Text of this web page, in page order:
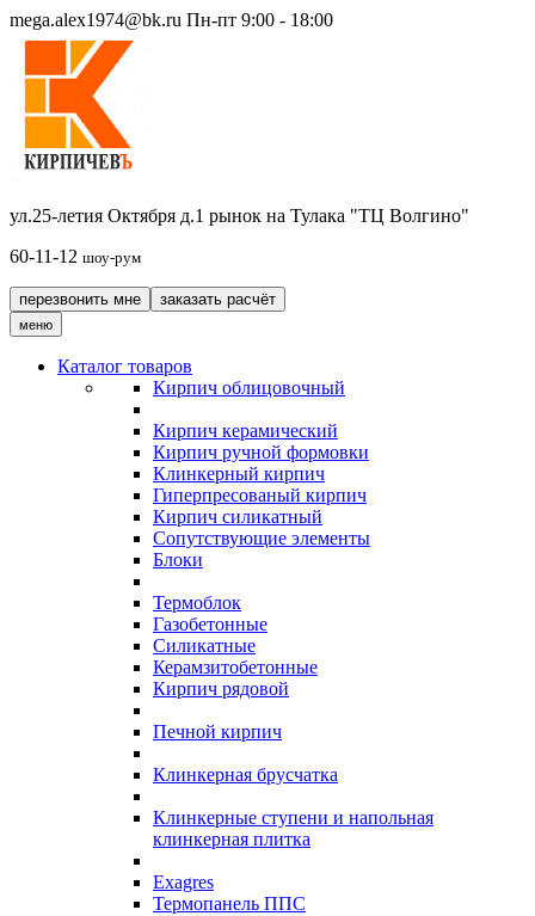
mega.alex1974@bk.ru Пн-пт 9:00 - 18:00
ул.25-летия Октября д.1 рынок на Тулака "ТЦ Волгино"
60-11-12 шоу-рум
перезвонить мне заказать расчёт
меню
Каталог товаров
Кирпич облицовочный
Кирпич керамический
Кирпич ручной формовки
Клинкерный кирпич
Гиперпресованый кирпич
Кирпич силикатный
Сопутствующие элементы
Блоки
Термоблок
Газобетонные
Силикатные
Керамзитобетонные
Кирпич рядовой
Печной кирпич
Клинкерная брусчатка
Клинкерные ступени и напольная
клинкерная плитка
Exagres
Термопанель ППС